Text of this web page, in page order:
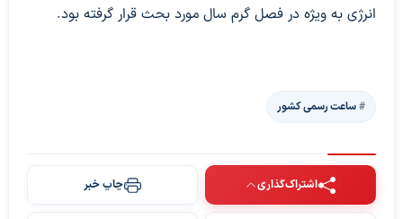
انرژی به ویژه در فصل گرم سال مورد بحث قرار گرفته بود.
ساعت رسمی کشور
اشتراک‌گذاری چاپ خبر